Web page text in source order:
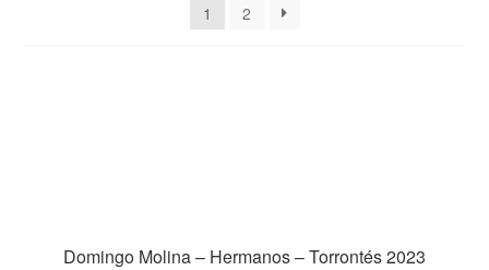
1 2
Domingo Molina – Hermanos – Torrontés 2023